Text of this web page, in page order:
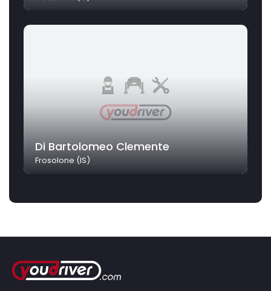
Di Bartolomeo Clemente
Frosolone (IS)